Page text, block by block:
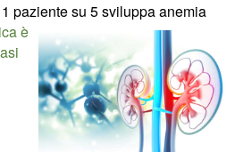
paziente su 5 sviluppa anemia
è